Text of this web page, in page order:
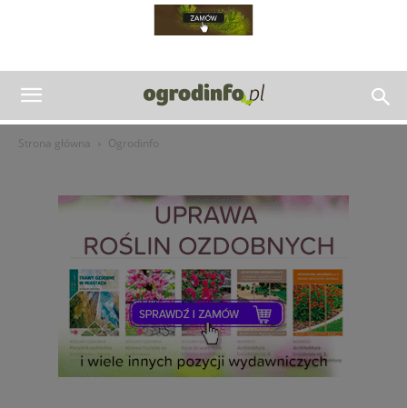
Strona główna Ogrodinfo